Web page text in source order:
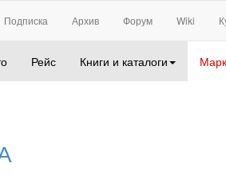
Подписка Архив Форум Wiki
Рейс Книги и каталоги